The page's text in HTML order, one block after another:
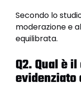
Secondo lo
moderazione e
equilibrata.
Q2. Qual è
evidenziato